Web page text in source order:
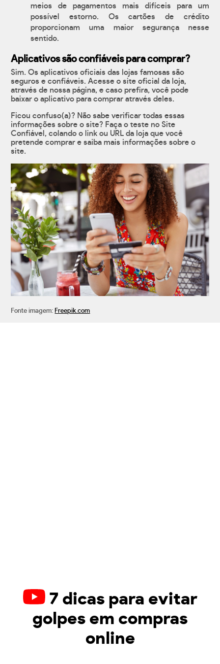
meios de pagamentos mais difíceis para um
possível estorno. Os cartões de crédito
proporcionam uma maior segurança nesse
sentido.
Aplicativos são confiáveis para comprar?
Sim. Os aplicativos oficiais das lojas famosas são
seguros e confiáveis. Acesse o site oficial da loja,
através de nossa página, e caso prefira, você pode
baixar o aplicativo para comprar através deles.
Ficou confuso(a)? Não sabe verificar todas essas
informações sobre o site? Faça o teste no Site
Confiável, colando o link ou URL da loja que você
pretende comprar e saiba mais informações sobre o
site.
Fonte imagem: Freepik.com
7 dicas para evitar
golpes em compras
online